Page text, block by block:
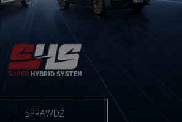
SPRAWDŹ